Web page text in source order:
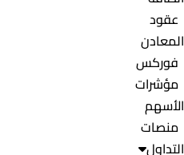
عقود
المعادن
فوركس
مؤشرات
الأسهم
منصات
التداول